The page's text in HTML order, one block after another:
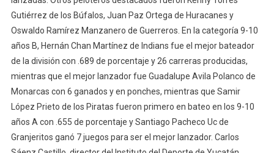
Gutiérrez de los Búfalos, Juan Paz Ortega de Huracanes y
Oswaldo Ramírez Manzanero de Guerreros. En la categoría 9-10
años B, Hernán Chan Martínez de Indians fue el mejor bateador
de la división con .689 de porcentaje y 26 carreras producidas,
mientras que el mejor lanzador fue Guadalupe Avila Polanco de
Monarcas con 6 ganados y en ponches, mientras que Samir
López Prieto de los Piratas fueron primero en bateo en los 9-10
años A con .655 de porcentaje y Santiago Pacheco Uc de
Granjeritos ganó 7 juegos para ser el mejor lanzador. Carlos